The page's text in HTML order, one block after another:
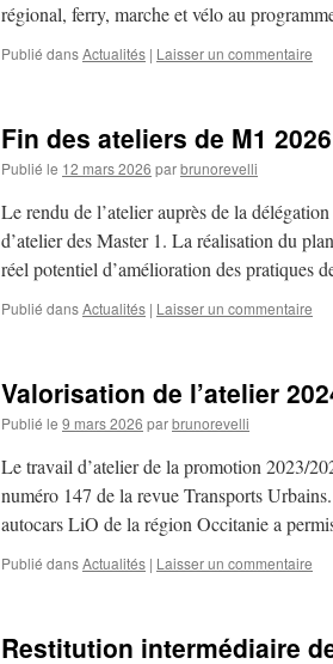
régional, ferry, marche et vélo au
Publié dansActualités | Laisser un commentaire
Fin des ateliers de M1 2026
Publié le 12 mars 2026 parbrunorevelli
Le rendu de l’atelier auprès de la
d’atelier des Master 1. La réalisation du
réel potentiel d’amélioration des pratiques
Publié dansActualités | Laisser un commentaire
Valorisation de l’atelier
Publié le 9 mars 2026 parbrunorevelli
Le travail d’atelier de la promotion 2023/
numéro 147 de la revue Transports
autocars LiO de la région Occitanie a
Publié dansActualités | Laisser un commentaire
Restitution intermédiaire